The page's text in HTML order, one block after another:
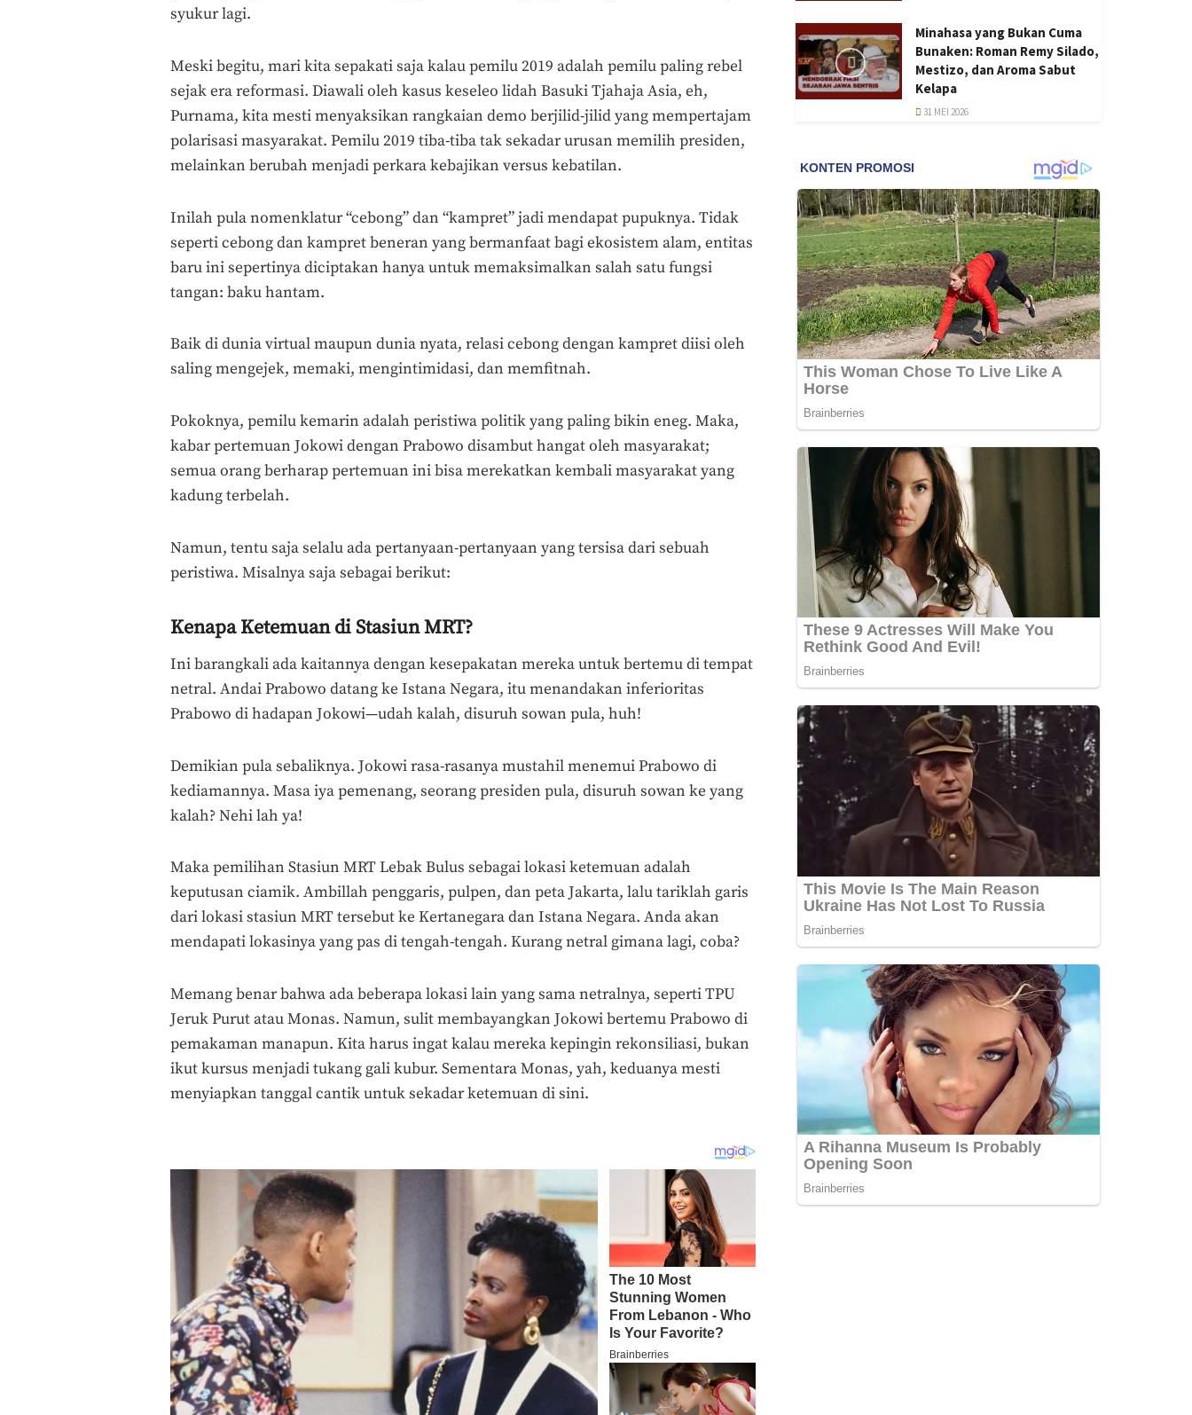
syukur lagi.
Meski begitu, mari kita sepakati saja kalau pemilu 2019 adalah pemilu paling rebel
sejak era reformasi. Diawali oleh kasus keseleo lidah Basuki Tjahaja Asia, eh,
Purnama, kita mesti menyaksikan rangkaian demo berjilid-jilid yang mempertajam
polarisasi masyarakat. Pemilu 2019 tiba-tiba tak sekadar urusan memilih presiden,
melainkan berubah menjadi perkara kebajikan versus kebatilan.
Inilah pula nomenklatur “cebong” dan “kampret” jadi mendapat pupuknya. Tidak
seperti cebong dan kampret beneran yang bermanfaat bagi ekosistem alam, entitas
baru ini sepertinya diciptakan hanya untuk memaksimalkan salah satu fungsi
tangan: baku hantam.
Baik di dunia virtual maupun dunia nyata, relasi cebong dengan kampret diisi oleh
saling mengejek, memaki, mengintimidasi, dan memfitnah.
Pokoknya, pemilu kemarin adalah peristiwa politik yang paling bikin eneg. Maka,
kabar pertemuan Jokowi dengan Prabowo disambut hangat oleh masyarakat;
semua orang berharap pertemuan ini bisa merekatkan kembali masyarakat yang
kadung terbelah.
Namun, tentu saja selalu ada pertanyaan-pertanyaan yang tersisa dari sebuah
peristiwa. Misalnya saja sebagai berikut:
Kenapa Ketemuan di Stasiun MRT?
Ini barangkali ada kaitannya dengan kesepakatan mereka untuk bertemu di tempat
netral. Andai Prabowo datang ke Istana Negara, itu menandakan inferioritas
Prabowo di hadapan Jokowi—udah kalah, disuruh sowan pula, huh!
Demikian pula sebaliknya. Jokowi rasa-rasanya mustahil menemui Prabowo di
kediamannya. Masa iya pemenang, seorang presiden pula, disuruh sowan ke yang
kalah? Nehi lah ya!
Maka pemilihan Stasiun MRT Lebak Bulus sebagai lokasi ketemuan adalah
keputusan ciamik. Ambillah penggaris, pulpen, dan peta Jakarta, lalu tariklah garis
dari lokasi stasiun MRT tersebut ke Kertanegara dan Istana Negara. Anda akan
mendapati lokasinya yang pas di tengah-tengah. Kurang netral gimana lagi, coba?
Memang benar bahwa ada beberapa lokasi lain yang sama netralnya, seperti TPU
Jeruk Purut atau Monas. Namun, sulit membayangkan Jokowi bertemu Prabowo di
pemakaman manapun. Kita harus ingat kalau mereka kepingin rekonsiliasi, bukan
ikut kursus menjadi tukang gali kubur. Sementara Monas, yah, keduanya mesti
menyiapkan tanggal cantik untuk sekadar ketemuan di sini.
Minahasa yang Bukan Cuma
Bunaken: Roman Remy Silado,
Mestizo, dan Aroma Sabut
Kelapa
31 MEI 2026